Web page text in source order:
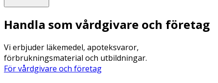
Handla som vårdgivare och företag
Vi erbjuder läkemedel, apoteksvaror,
förbrukningsmaterial och utbildningar.
För vårdgivare och företag